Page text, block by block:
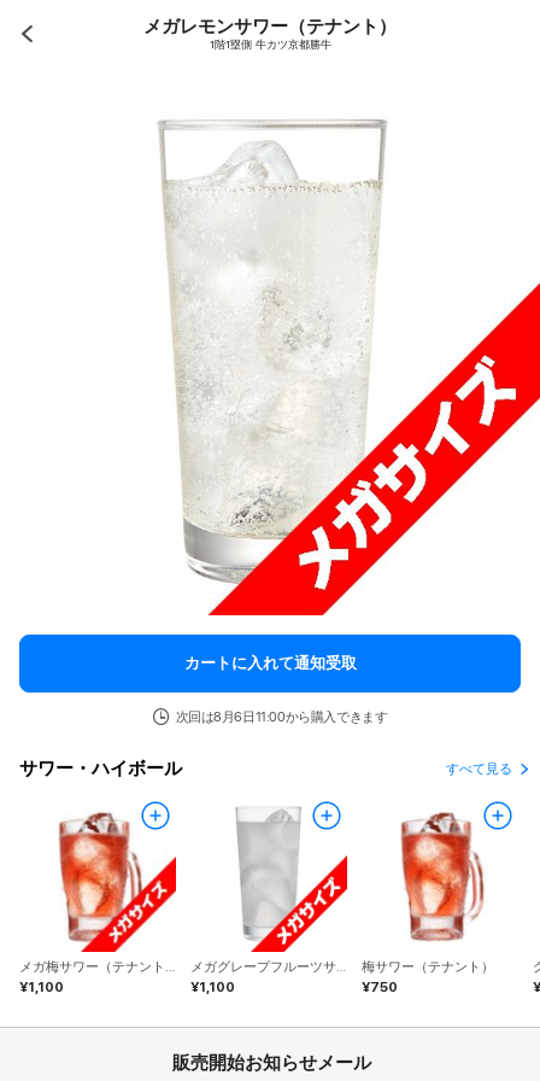
メガレモンサワー（テナント）
1階1塁側 牛カツ京都勝牛
カートに入れて通知受取
次回は8月6日11:00から購入できます
サワー・ハイボール すべて見る
メガ梅サワー（テナント）
¥1,100
メガグレープフルーツサワー（テナント）
¥1,100
梅サワー（テナント）
¥750
販売開始お知らせメール